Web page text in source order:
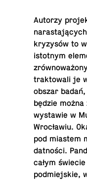
Autorzy
kryzysów to
is­tot­nym
trak­towali je
obszar
będzie
wys­tawie w
Wrocławiu.
pod miastem
datności.
całym
pod­miejskie,